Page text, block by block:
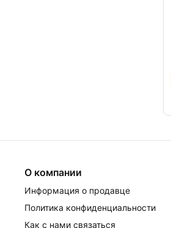
О компании
Информация о продавце
Политика конфиденциальности
Как с нами связаться